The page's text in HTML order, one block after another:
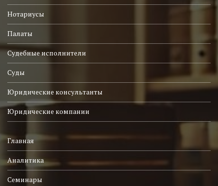
Нотариусы
Палаты
Судебные исполнители
Суды
Юридические консультанты
Юридические компании
Главная
Аналитика
Семинары